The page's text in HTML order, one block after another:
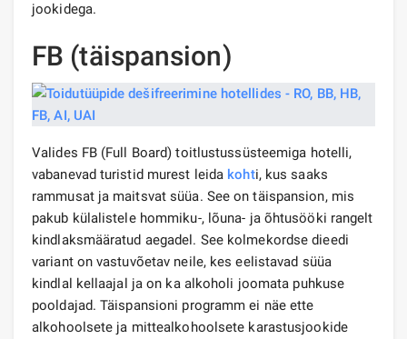
jookidega.
FB (täispansion)
Valides FB (Full Board) toitlustussüsteemiga hotelli,
vabanevad turistid murest leida kohti, kus saaks
rammusat ja maitsvat süüa. See on täispansion, mis
pakub külalistele hommiku-, lõuna- ja õhtusööki rangelt
kindlaksmääratud aegadel. See kolmekordse dieedi
variant on vastuvõetav neile, kes eelistavad süüa
kindlal kellaajal ja on ka alkoholi joomata puhkuse
pooldajad. Täispansioni programm ei näe ette
alkohoolsete ja mittealkohoolsete karastusjookide